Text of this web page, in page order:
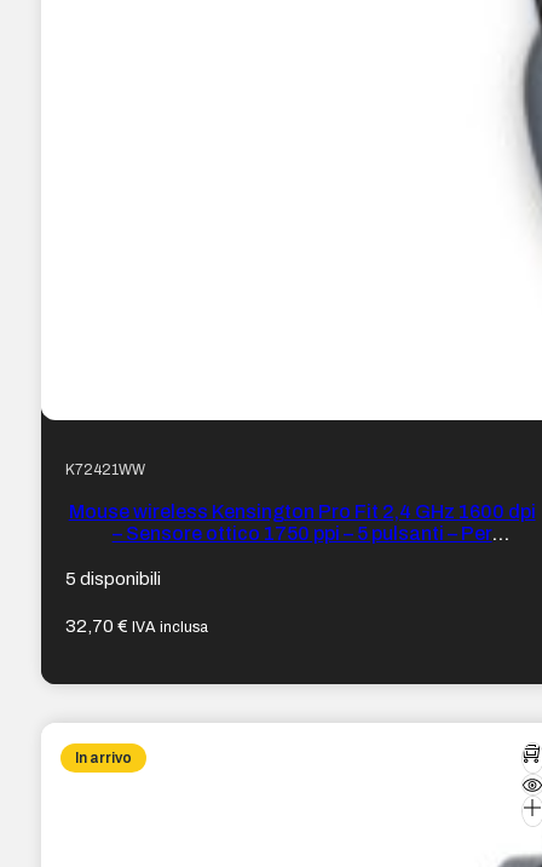
K72421WW
Mouse wireless Kensington Pro Fit 2,4 GHz 1600 dpi
– Sensore ottico 1750 ppi – 5 pulsanti – Per
5 disponibili
32,70€ IVA inclusa
In arrivo